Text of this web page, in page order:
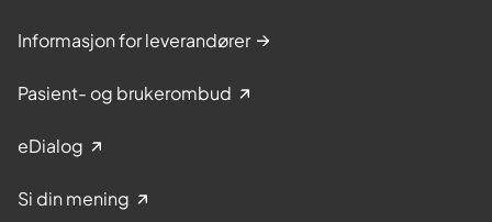
Informasjon for leverandører
Pasient- og brukerombud
eDialog
Si din mening